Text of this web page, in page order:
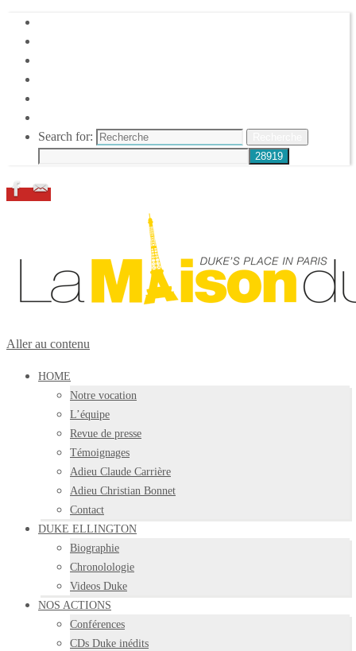
Search for:
Aller au contenu
HOME
Notre vocation
L’équipe
Revue de presse
Témoignages
Adieu Claude Carrière
Adieu Christian Bonnet
Contact
DUKE ELLINGTON
Biographie
Chronolologie
Videos Duke
NOS ACTIONS
Conférences
CDs Duke inédits